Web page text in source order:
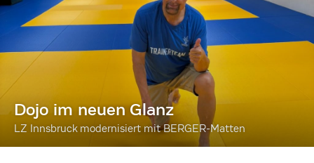
Dojo im neuen Glanz
LZ Innsbruck modernisiert mit BERGER-Matten